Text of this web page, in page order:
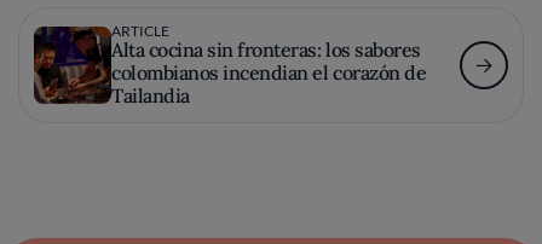
ARTICLE
Alta cocina sin fronteras: los sabores
colombianos incendian el corazón de
Tailandia